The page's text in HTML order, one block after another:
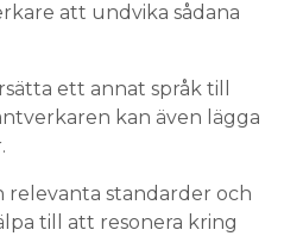
att undvika sådana
ett annat språk till
kan även lägga
relevanta standarder och
till att resonera kring